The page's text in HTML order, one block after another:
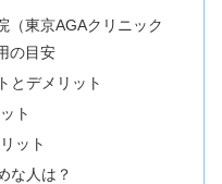
（東京AGAクリニック
の目安
とデメリット
ト
ット
な人は？